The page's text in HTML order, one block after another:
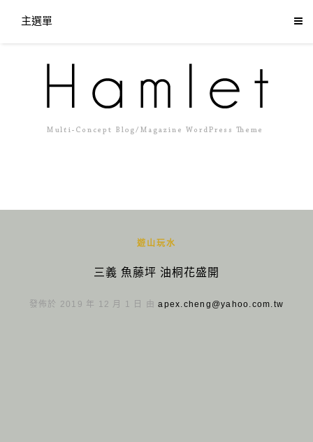
主選單
遊山玩水
三義 魚藤坪 油桐花盛開
發佈於 2019 年 12 月 1 日 由apex.cheng@yahoo.com.tw